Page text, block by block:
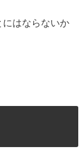
にはならないか